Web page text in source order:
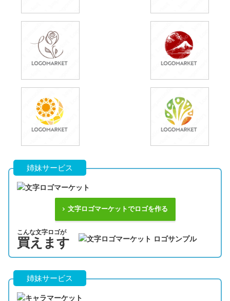
姉妹サービス
文字ロゴマーケットでロゴを作る
こんな文字ロゴが
買えます
姉妹サービス